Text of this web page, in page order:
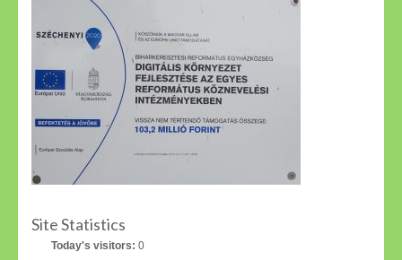
Site Statistics
Today's visitors: 0